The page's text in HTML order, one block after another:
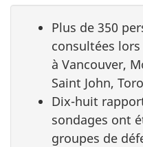
Plus de 350
consultées
à Vancouver,
Saint John,
Dix-huit
sondages ont
groupes de